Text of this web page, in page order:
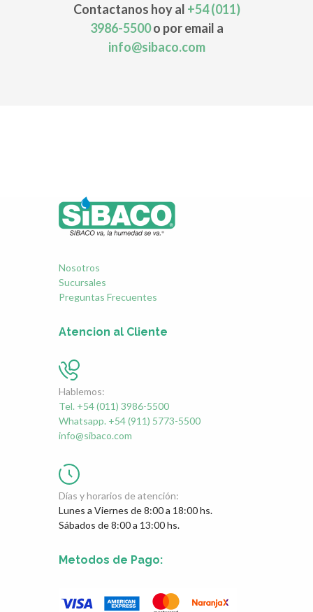
Contactanos hoy al +54 (011)
3986-5500o por email a
info@sibaco.com
Nosotros
Sucursales
Preguntas Frecuentes
Atencion al Cliente
Hablemos:
Tel. +54 (011) 3986-5500
Whatsapp. +54 (911) 5773-5500
info@sibaco.com
Días y horarios de atención:
Lunes a Viernes de 8:00 a 18:00 hs.
Sábados de 8:00 a 13:00 hs.
Metodos de Pago: